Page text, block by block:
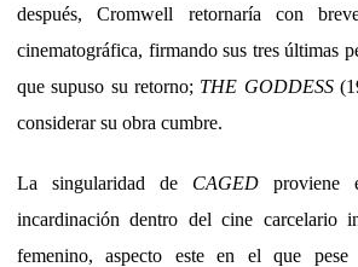
después, Cromwell retornaría con
cinematográfica, firmando sus tres últimas
que supuso su retorno; THE GODDESS
considerar su obra cumbre.
La singularidad de CAGED proviene
incardinación dentro del cine carcelario
femenino, aspecto este en el que pese